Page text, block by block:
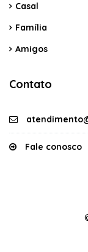
Casal
Família
Amigos
Contato
Fale conosco